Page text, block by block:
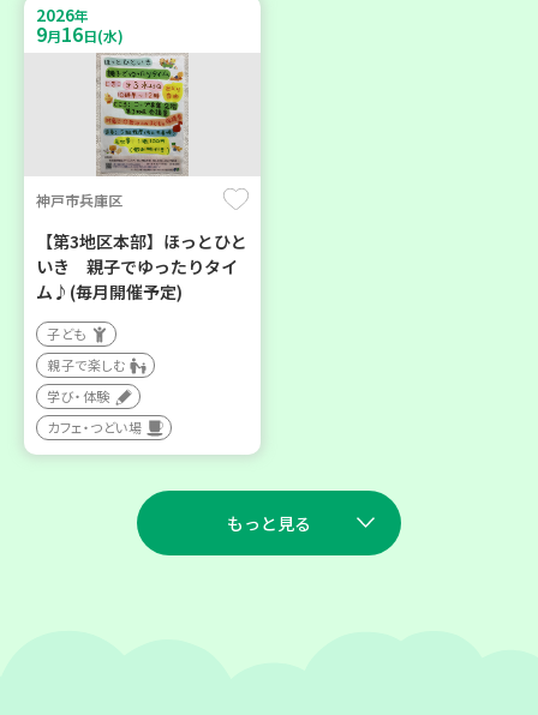
2026年
9月16日(水)
神戸市兵庫区
【第3地区本部】ほっとひと
いき 親子でゆったりタイ
ム♪(毎月開催予定)
子ども
親子で楽しむ
学び・体験
カフェ・つどい場
もっと見る